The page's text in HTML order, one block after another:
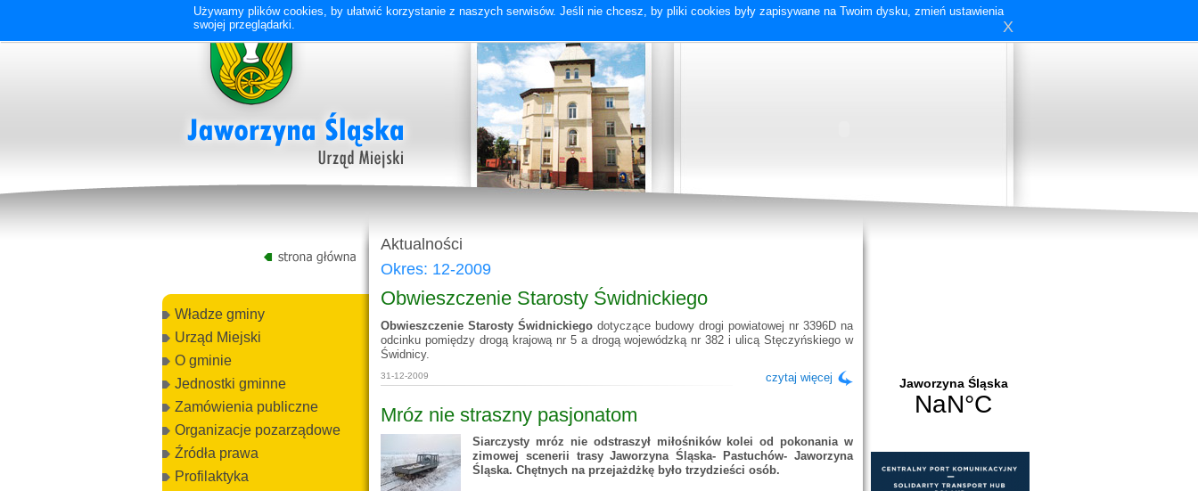
Władze gminy
Urząd Miejski
O gminie
Jednostki gminne
Zamówienia publiczne
Organizacje pozarządowe
Źródła prawa
Profilaktyka
Aktualności
Okres: 12-2009
Obwieszczenie Starosty Świdnickiego
Obwieszczenie Starosty Świdnickiego dotyczące budowy drogi powiatowej nr 3396D na
odcinku pomiędzy drogą krajową nr 5 a drogą wojewódzką nr 382 i ulicą Stęczyńskiego w
Świdnicy.
31-12-2009 czytaj więcej
Mróz nie straszny pasjonatom
Siarczysty mróz nie odstraszył miłośników kolei od pokonania w
zimowej scenerii trasy Jaworzyna Śląska- Pastuchów- Jaworzyna
Śląska. Chętnych na przejażdżkę było trzydzieści osób.
Używamy plików cookies, by ułatwić korzystanie z naszych serwisów. Jeśli nie chcesz, by pliki cookies były zapisywane na Twoim dysku, zmień ustawienia
swojej przeglądarki.
X